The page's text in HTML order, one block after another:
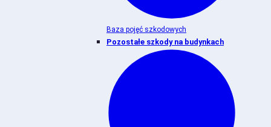
Baza pojęć szkodowych
Pozostałe szkody na budynkach